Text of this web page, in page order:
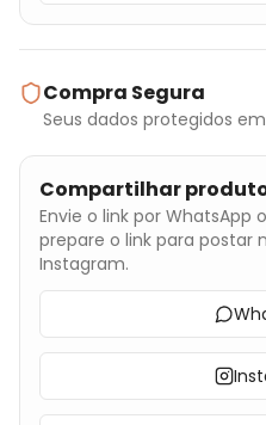
Compra Segura
Seus dados protegidos
Compartilhar
Envie o link por WhatsApp
prepare o link para postar
Instagram.